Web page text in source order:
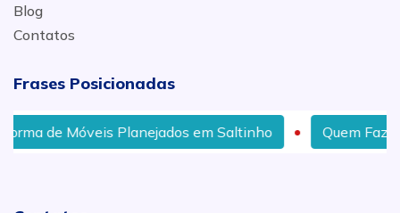
Blog
Contatos
Frases Posicionadas
Móveis Planejados em Saltinho Quem Faz